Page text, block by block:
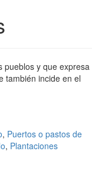
pueblos y que expresa
también incide en el
, Puertos o pastos de
, Plantaciones